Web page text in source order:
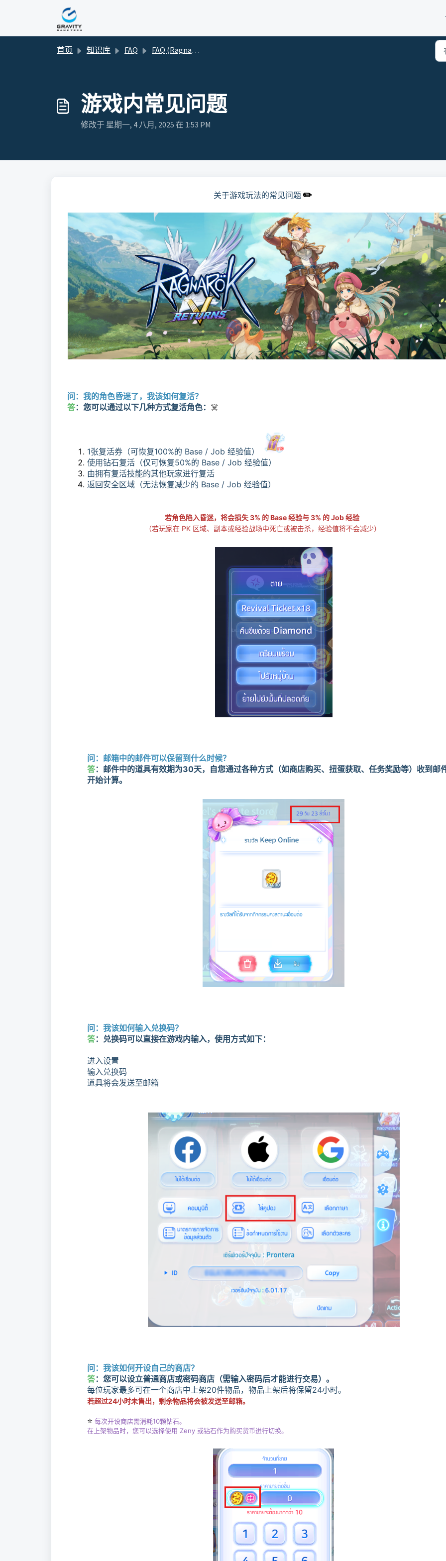
跳过至主要内容
首页 知识库 FAQ FAQ (Ragnarok V Returns)
游戏内常见问题
修改于 星期一, 4 八月, 2025 在 1:53 PM
关于游戏玩法的常见问题 ✏️
问：我的角色昏迷了，我该如何复活？
答：您可以通过以下几种方式复活角色： ☠️
1张复活券（可恢复100%的 Base / Job 经验值）
使用钻石复活（仅可恢复50%的 Base / Job 经验值）
由拥有复活技能的其他玩家进行复活
返回安全区域（无法恢复减少的 Base / Job 经验值）
若角色陷入昏迷，将会损失 3% 的 Base 经验与 3% 的 Job 经验
（若玩家在 PK 区域、副本或经验战场中死亡或被击杀，经验值将不会减少）
问：邮箱中的邮件可以保留到什么时候？
答：邮件中的道具有效期为30天，自您通过各种方式（如商店购买、扭蛋获取、任务奖励等）收到邮
开始计算。
问：我该如何输入兑换码？
答：兑换码可以直接在游戏内输入，使用方式如下：
进入设置
输入兑换码
道具将会发送至邮箱
问：我该如何开设自己的商店？
答：您可以设立普通商店或密码商店（需输入密码后才能进行交易）。
每位玩家最多可在一个商店中上架20件物品，物品上架后将保留24小时。
若超过24小时未售出，剩余物品将会被发送至邮箱。
⭐️ 每次开设商店需消耗10颗钻石。
在上架物品时，您可以选择使用 Zeny 或钻石作为购买货币进行切换。